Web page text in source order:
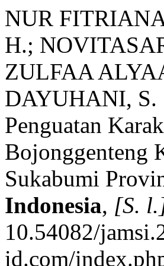
NUR
H.;
ZULFAA
DAYUHANI, S.
Penguatan
Bojonggenteng
Sukabumi
Indonesia, [S.
10.54082/
id.com/